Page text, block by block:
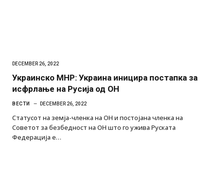
DECEMBER 26, 2022
Украинско МНР: Украина иницира постапка за
исфрлање на Русија од ОН
ВЕСТИ DECEMBER 26, 2022
Статусот на земја-членка на ОН и постојана членка на
Советот за безбедност на ОН што го ужива Руската
Федерација е…